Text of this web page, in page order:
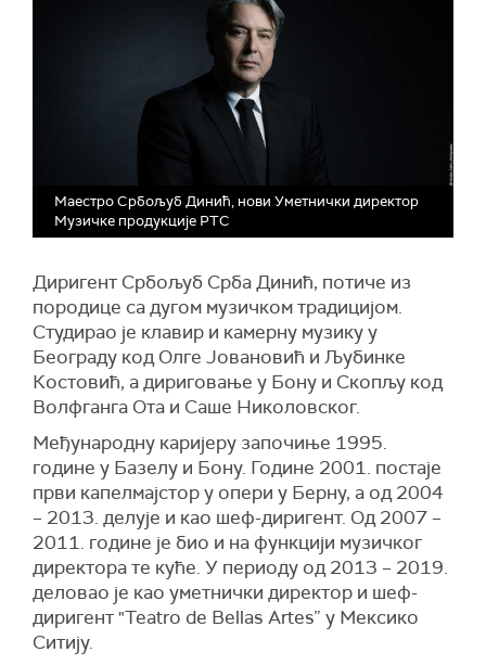
Маестро Србољуб Динић, нови Уметнички директор
Музичке продукције РТС
Диригент Србољуб Срба Динић, потиче из
породице са дугом музичком традицијом.
Студирао је клавир и камерну музику у
Београду код Олге Јовановић и Љубинке
Костовић, а дириговање у Бону и Скопљу код
Волфганга Ота и Саше Николовског.
Међународну каријеру започиње 1995.
године у Базелу и Бону. Године 2001. постаје
први капелмајстор у опери у Берну, а од 2004
– 2013. делује и као шеф-диригент. Од 2007 –
2011. године је био и на функцији музичког
директора те куће. У периоду од 2013 – 2019.
деловао је као уметнички директор и шеф-
диригент "Teatro de Bellas Artes” у Мексико
Ситију.